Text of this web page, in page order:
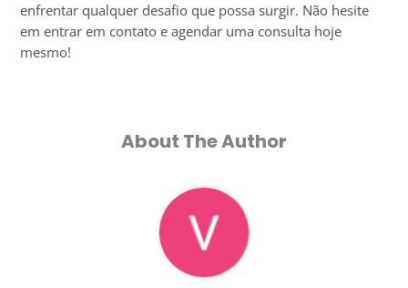
enfrentar qualquer desafio que possa surgir. Não hesite
em entrar em contato e agendar uma consulta hoje
mesmo!
About The Author